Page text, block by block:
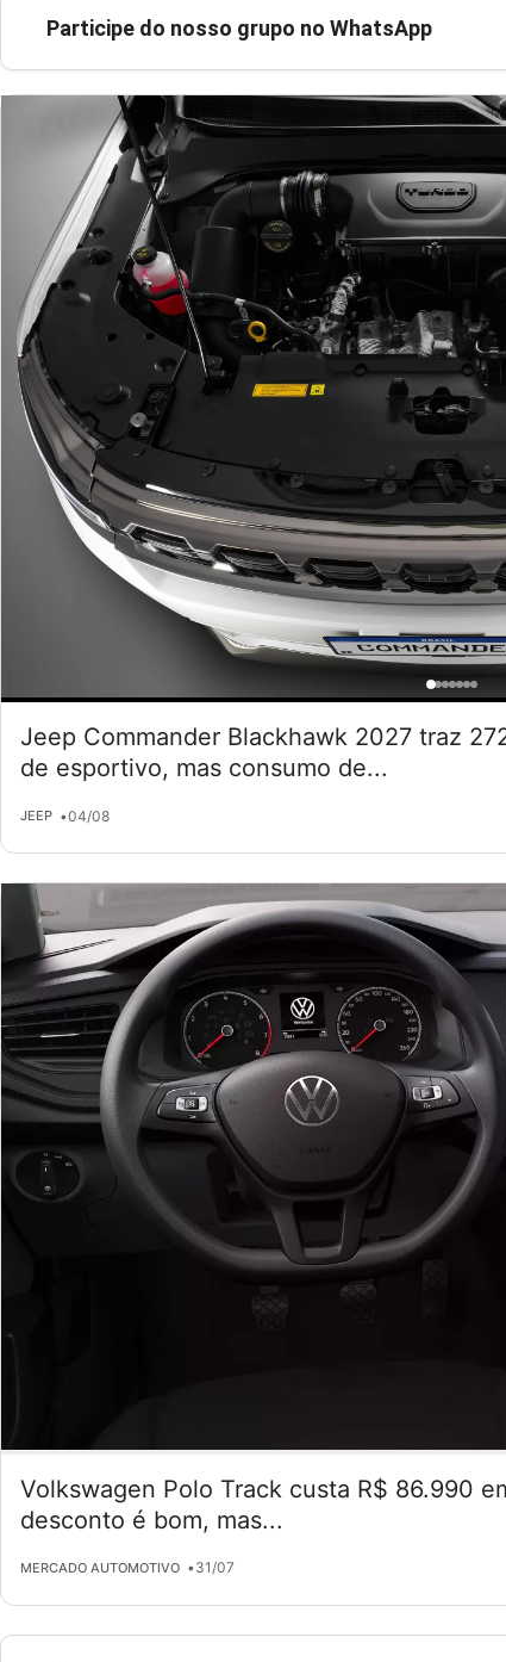
Participe do nosso grupo no WhatsApp
Jeep Commander Blackhawk 2027 traz
de esportivo, mas consumo de...
JEEP •04/08
Volkswagen Polo Track custa R$ 86.990
desconto é bom, mas...
MERCADO AUTOMOTIVO •31/07